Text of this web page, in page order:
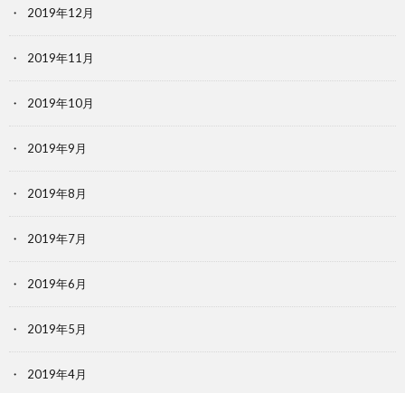
2019年12月
2019年11月
2019年10月
2019年9月
2019年8月
2019年7月
2019年6月
2019年5月
2019年4月